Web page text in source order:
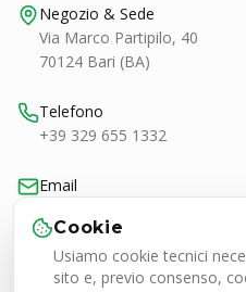
Negozio & Sede
Via Marco Partipilo, 40
70124 Bari (BA)
Telefono
+39 329 655 1332
Email
Orari
Lun-Ven 9:00-20:30
Cookie
Usiamo cookie tecnici
sito e, previo consenso,